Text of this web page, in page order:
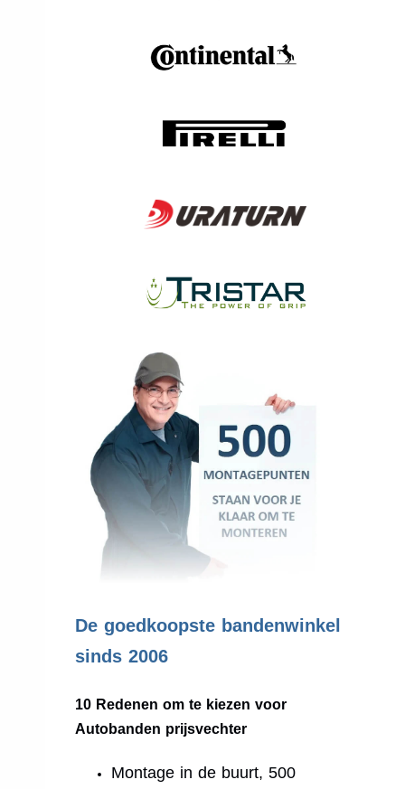
De goedkoopste bandenwinkel
sinds 2006
10 Redenen om te kiezen voor
Autobanden prijsvechter
Montage in de buurt, 500